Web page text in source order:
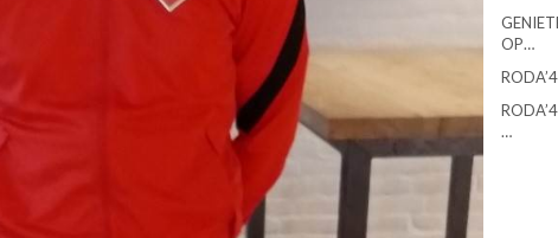
OP…
…